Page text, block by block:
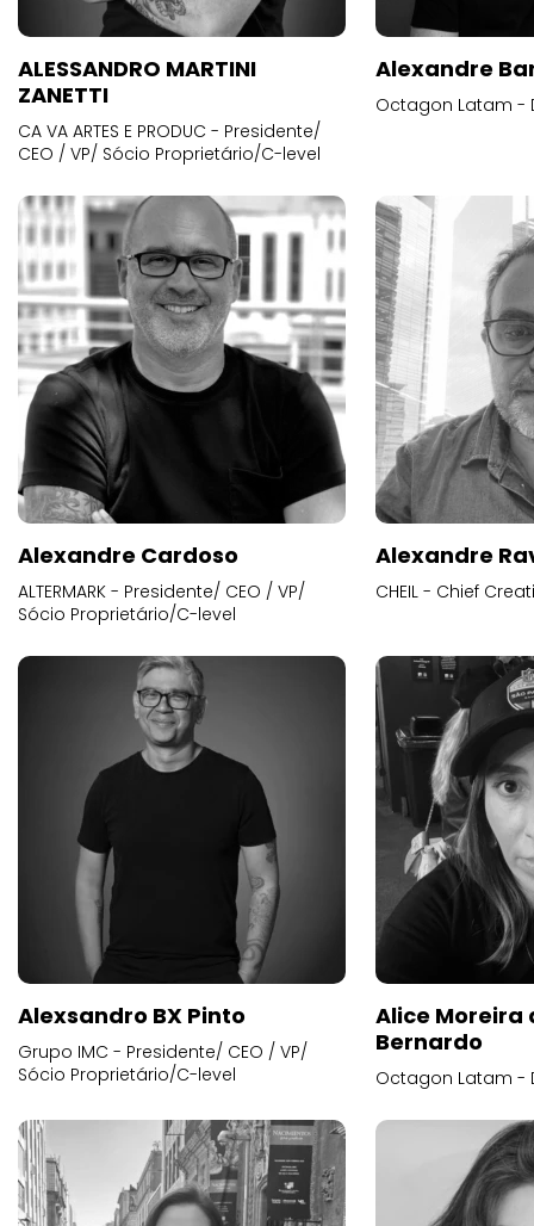
ALESSANDRO MARTINI
ZANETTI
CA VA ARTES E PRODUC - Presidente/
CEO / VP/ Sócio Proprietário/C-level
Alexandre
Octagon Latam -
Alexandre Cardoso
ALTERMARK - Presidente/ CEO / VP/
Sócio Proprietário/C-level
Alexandre
CHEIL - Chief
Alexsandro BX Pinto
Grupo IMC - Presidente/ CEO / VP/
Sócio Proprietário/C-level
Alice
Bernardo
Octagon Latam -